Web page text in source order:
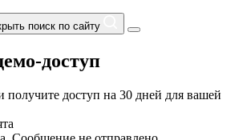
поиск по сайту
доступ
получите доступ на 30 дней для вашей